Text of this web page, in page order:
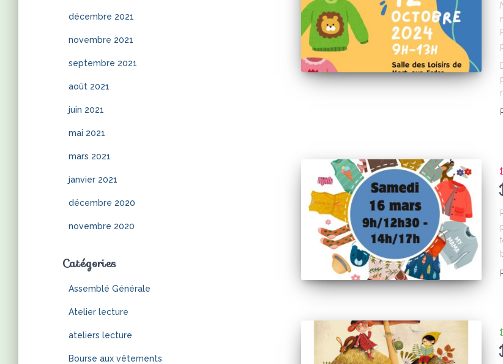
décembre 2021
novembre 2021
septembre 2021
août 2021
juin 2021
mai 2021
mars 2021
janvier 2021
décembre 2020
novembre 2020
Catégories
Assemblé Générale
Atelier lecture
ateliers lecture
Bourse aux vêtements